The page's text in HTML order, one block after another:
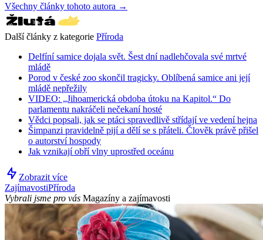
Všechny články tohoto autora →
Další články z kategorie Příroda
Delfíní samice dojala svět. Šest dní nadlehčovala své mrtvé
mládě
Porod v české zoo skončil tragicky. Oblíbená samice ani její
mládě nepřežily
VIDEO: „Jihoamerická obdoba útoku na Kapitol.“ Do
parlamentu nakráčeli nečekaní hosté
Vědci popsali, jak se ptáci spravedlivě střídají ve vedení hejna
Šimpanzi pravidelně pijí a dělí se s přáteli. Člověk právě přišel
o autorství hospody
Jak vznikají obří vlny uprostřed oceánu
Zobrazit více
ZajímavostiPříroda
Vybrali jsme pro vás Magazíny a zajímavosti